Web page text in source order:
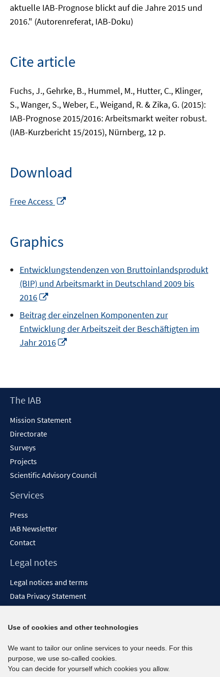
aktuelle IAB-Prognose blickt auf die Jahre 2015 und
2016." (Autorenreferat, IAB-Doku)
Cite article
Fuchs, J., Gehrke, B., Hummel, M., Hutter, C., Klinger,
S., Wanger, S., Weber, E., Weigand, R. & Zika, G. (2015):
IAB-Prognose 2015/2016: Arbeitsmarkt weiter robust.
(IAB-Kurzbericht 15/2015), Nürnberg, 12 p.
Download
Free Access
Graphics
Entwicklungstendenzen von Bruttoinlandsprodukt
(BIP) und Arbeitsmarkt in Deutschland 2009 bis
2016
a
new
window
Beitrag der einzelnen Komponenten zur
Entwicklung der Arbeitszeit der Beschäftigten im
Jahr 2016
window
Footer
The IAB
Mission Statement
Directorate
Surveys
Projects
Scientific Advisory Council
Services
Press
IAB Newsletter
Contact
Legal notes
Legal notices and terms
Data Privacy Statement
Report Accessibility
Social media channels
BlueSky
Use of cookies and other technologies
We want to tailor our online services to your needs. For this
purpose, we use so-called cookies.
You can decide for yourself which cookies you allow.